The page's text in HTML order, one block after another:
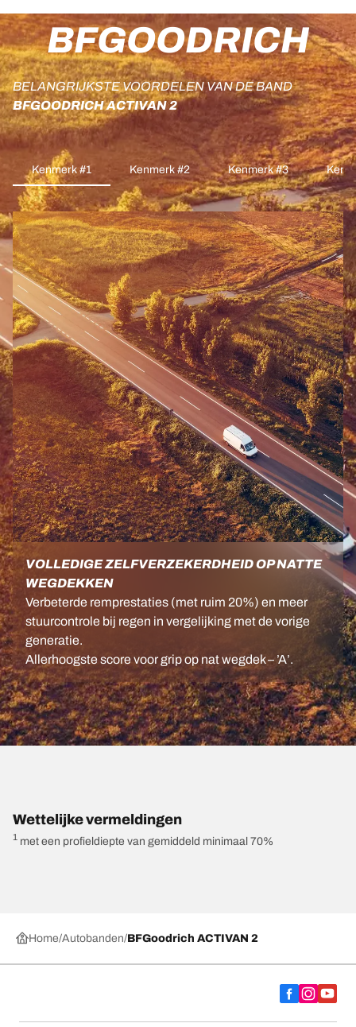
BFGOODRICH
BELANGRIJKSTE VOORDELEN VAN DE BAND
BFGOODRICH ACTIVAN 2
Kenmerk #1 Kenmerk #2 Kenmerk #3
VOLLEDIGE ZELFVERZEKERDHEID OP NATTE
WEGDEKKEN
Verbeterde remprestaties (met ruim 20%) en meer
stuurcontrole bij regen in vergelijking met de vorige
generatie.
Allerhoogste score voor grip op nat wegdek – ’A’.
Wettelijke vermeldingen
1 met een profieldiepte van gemiddeld minimaal 70%
Home Autobanden BFGoodrich ACTIVAN 2